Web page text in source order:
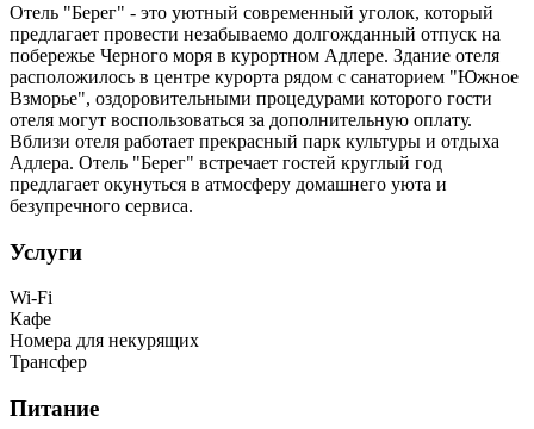
Отель "Берег" - это уютный современный уголок, который
предлагает провести незабываемо долгожданный отпуск на
побережье Черного моря в курортном Адлере. Здание отеля
расположилось в центре курорта рядом с санаторием "Южное
Взморье", оздоровительными процедурами которого гости
отеля могут воспользоваться за дополнительную оплату.
Вблизи отеля работает прекрасный парк культуры и отдыха
Адлера. Отель "Берег" встречает гостей круглый год
предлагает окунуться в атмосферу домашнего уюта и
безупречного сервиса.
Услуги
Wi-Fi
Кафе
Номера для некурящих
Трансфер
Питание